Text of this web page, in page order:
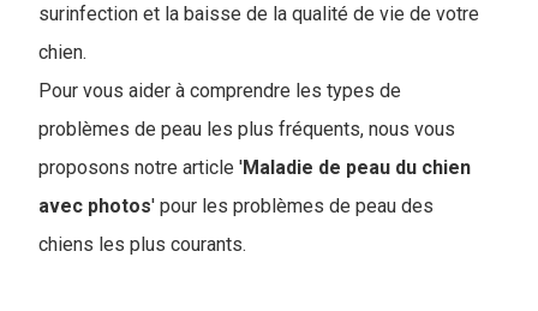
surinfection et la baisse de la qualité de vie de votre
chien.
Pour vous aider à comprendre les types de
problèmes de peau les plus fréquents, nous vous
proposons notre article 'Maladie de peau du chien
avec photos' pour les problèmes de peau des
chiens les plus courants.